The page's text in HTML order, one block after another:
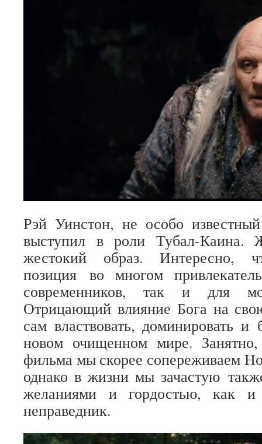
Рэй Уинстон, не особо
выступил в роли Тубал-Каина.
жестокий образ. Интересно,
позиция во многом
современников, так и для
Отрицающий влияние Бога на
сам властвовать, доминировать
новом очищенном мире.
фильма мы скорее сопереживаем
однако в жизни мы зачастую
желаниями и гордостью, как и
неправедник.